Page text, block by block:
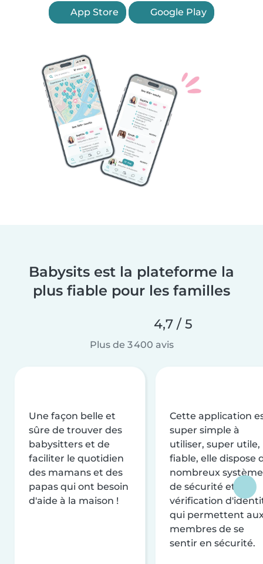
App Store Google Play
Babysits est la plateforme la
plus fiable pour les familles
4,7 / 5
Plus de 3 400 avis
Une façon belle et
sûre de trouver des
babysitters et de
faciliter le quotidien
des mamans et des
papas qui ont besoin
d'aide à la maison !
Cette application
super simple à
utiliser, super utile,
fiable, elle dispose
nombreux
de sécurité et de
vérification
qui permettent
membres de se
sentir en sécurité.